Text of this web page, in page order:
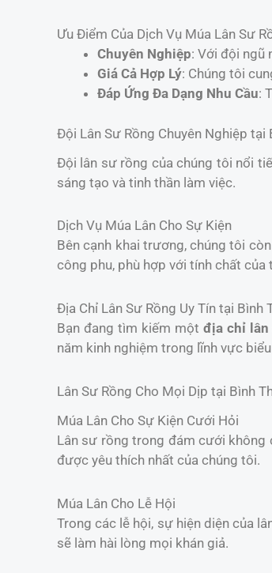
Ưu Điểm Của Dịch Vụ Múa Lân Sư
Chuyên Nghiệp: Với đội ngũ
Giá Cả Hợp Lý: Chúng tôi
Đáp Ứng Đa Dạng Nhu Cầu:
Đội Lân Sư Rồng Chuyên Nghiệp tại
Đội lân sư rồng của chúng tôi nổi
sáng tạo và tinh thần làm việc.
Dịch Vụ Múa Lân Cho Sự Kiện
Bên cạnh khai trương, chúng tôi
công phu, phù hợp với tính chất của
Địa Chỉ Lân Sư Rồng Uy Tín tại Bình
Bạn đang tìm kiếm một địa chỉ
năm kinh nghiệm trong lĩnh vực
Lân Sư Rồng Cho Mọi Dịp tại Bình
Múa Lân Cho Sự Kiện Cưới Hỏi
Lân sư rồng trong đám cưới không
được yêu thích nhất của chúng tôi.
Múa Lân Cho Lễ Hội
Trong các lễ hội, sự hiện diện của
sẽ làm hài lòng mọi khán giả.